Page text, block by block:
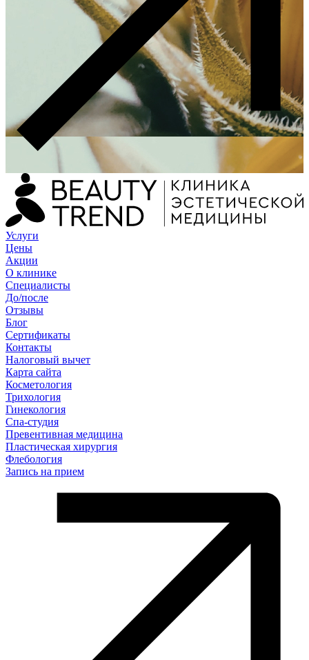
Услуги
Цены
Акции
О клинике
Специалисты
До/после
Отзывы
Блог
Сертификаты
Контакты
Налоговый вычет
Карта сайта
Косметология
Трихология
Гинекология
Спа-студия
Превентивная медицина
Пластическая хирургия
Флебология
Запись на прием